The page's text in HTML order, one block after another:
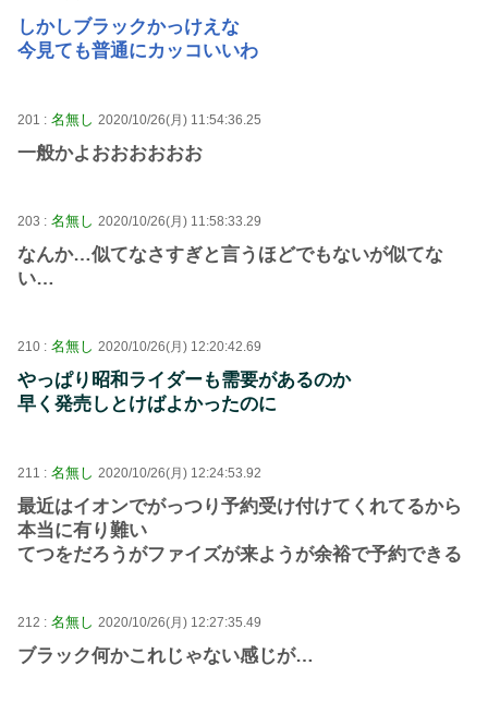
しかしブラックかっけえな
今見ても普通にカッコいいわ
201 : 名無し 2020/10/26(月) 11:54:36.25
一般かよおおおおおお
203 : 名無し 2020/10/26(月) 11:58:33.29
なんか…似てなさすぎと言うほどでもないが似てな
い…
210 : 名無し 2020/10/26(月) 12:20:42.69
やっぱり昭和ライダーも需要があるのか
早く発売しとけばよかったのに
211 : 名無し 2020/10/26(月) 12:24:53.92
最近はイオンでがっつり予約受け付けてくれてるから
本当に有り難い
てつをだろうがファイズが来ようが余裕で予約できる
212 : 名無し 2020/10/26(月) 12:27:35.49
ブラック何かこれじゃない感じが…